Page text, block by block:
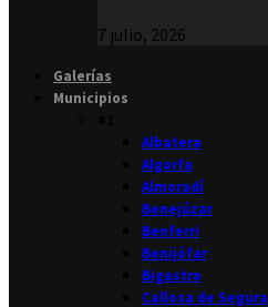
7 julio, 2026
Galerías
Municipios
Albatera
Algorfa
Almoradí
Benejúzar
Benferri
Benijófar
Bigastro
Callosa de Segura